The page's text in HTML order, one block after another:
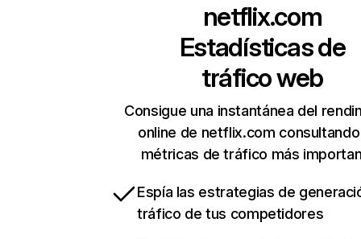
netflix.com
Estadísticas de
tráfico web
Consigue una instantánea del
online de netflix.com
métricas de tráfico más
Espía las estrategias de
tráfico de tus competidores